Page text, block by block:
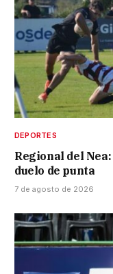
DEPORTES
Regional del
duelo de punta
7 de agosto de 2026